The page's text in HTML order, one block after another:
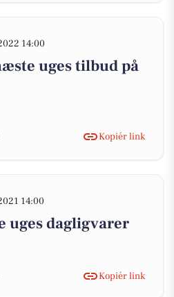
14:00
uges tilbud på
Kopiér link
14:00
uges dagligvarer
Kopiér link